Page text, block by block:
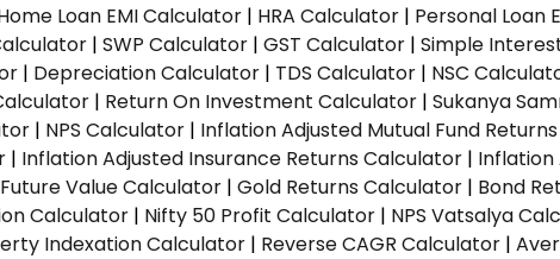
Loan EMI Calculator | HRA Calculator | Personal Loan
| SWP Calculator | GST Calculator | Simple
| Depreciation Calculator | TDS Calculator | NSC
| Return On Investment Calculator | Sukanya
| NPS Calculator | Inflation Adjusted Mutual Fund
| Inflation Adjusted Insurance Returns Calculator | Inflation
Future Value Calculator | Gold Returns Calculator | Bond
Calculator | Nifty 50 Profit Calculator | NPS Vatsalya
Indexation Calculator | Reverse CAGR Calculator |